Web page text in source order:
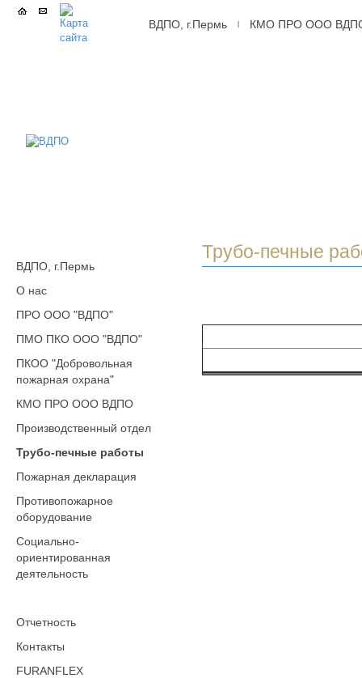
ВДПО, г.Пермь КМО ПРО ООО
ВДПО, г.Пермь
О нас
ПРО ООО "ВДПО"
ПМО ПКО ООО "ВДПО"
ПКОО "Добровольная
пожарная охрана"
КМО ПРО ООО ВДПО
Производственный отдел
Трубо-печные работы
Пожарная декларация
Противопожарное
оборудование
Социально-
ориентированная
деятельность
Отчетность
Контакты
FURANFLEX
Трубо-печные